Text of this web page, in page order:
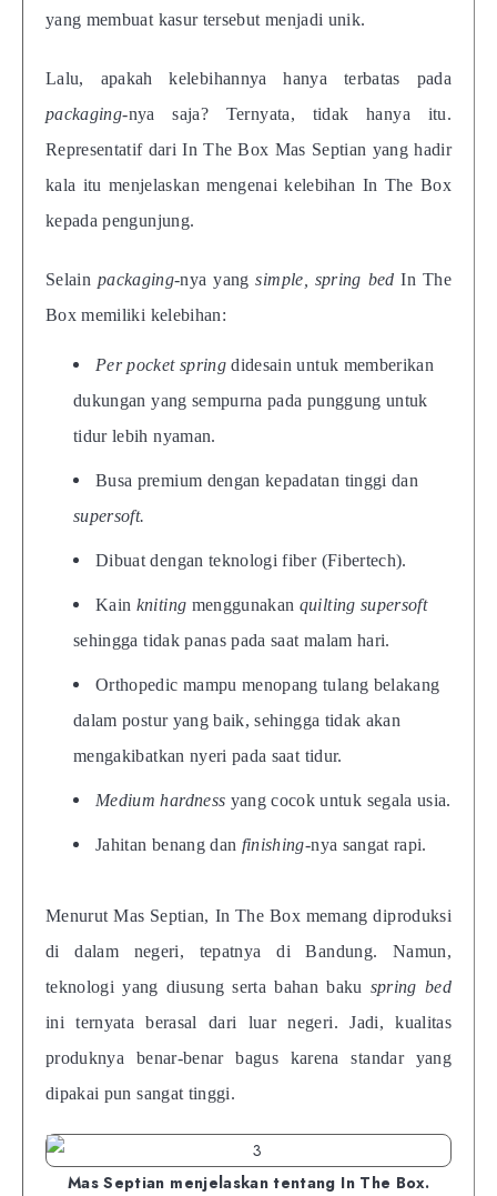
yang membuat kasur tersebut menjadi unik.
Lalu, apakah kelebihannya hanya terbatas pada
packaging-nya saja? Ternyata, tidak hanya itu.
Representatif dari In The Box Mas Septian yang hadir
kala itu menjelaskan mengenai kelebihan In The Box
kepada pengunjung.
Selain packaging-nya yangsimple, spring bed In The
Box memiliki kelebihan:
Per pocket springdidesain untuk memberikan
dukungan yang sempurna pada punggung untuk
tidur lebih nyaman.
Busa premium dengan kepadatan tinggi dan
supersoft.
Dibuat dengan teknologi fiber (Fibertech).
Kain kniting menggunakan quilting supersoft
sehingga tidak panas pada saat malam hari.
Orthopedic mampu menopang tulang belakang
dalam postur yang baik, sehingga tidak akan
mengakibatkan nyeri pada saat tidur.
Medium hardness yang cocok untuk segala usia.
Jahitan benang dan finishing-nya sangat rapi.
Menurut Mas Septian, In The Box memang diproduksi
di dalam negeri, tepatnya di Bandung. Namun,
teknologi yang diusung serta bahan baku spring bed
ini ternyata berasal dari luar negeri. Jadi, kualitas
produknya benar-benar bagus karena standar yang
dipakai pun sangat tinggi.
Mas Septian menjelaskan tentang In The Box.